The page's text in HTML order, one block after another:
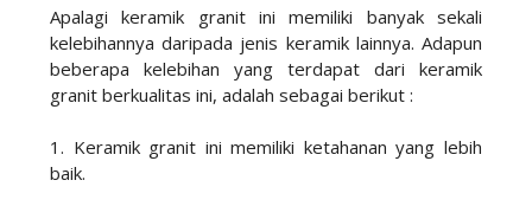
Apalagi keramik granit ini memiliki banyak sekali
kelebihannya daripada jenis keramik lainnya. Adapun
beberapa kelebihan yang terdapat dari keramik
granit berkualitas ini, adalah sebagai berikut :
1. Keramik granit ini memiliki ketahanan yang lebih
baik.